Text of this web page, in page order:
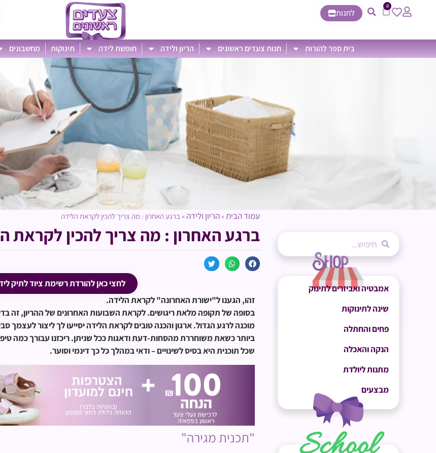
0
לחנות
בית ספר להורות חנות צעדים ראשונים הריון ולידה חופשת לידה תינוקות מחשבונים
אמבטיה ואביזרים לתינוק
שינה לתינוקות
פחים והחתלה
הנקה והאכלה
מתנות ליולדת
מבצעים
עמוד הבית»הריון ולידה »ברגע האחרון : מה צריך להכין לקראת הלידה
ברגע האחרון : מה צריך להכין לקראת
לחצי כאן להורדת רשימת ציוד לתיק
זהו, הגענו ל"ישורת האחרונה" לקראת הלידה.
בסופה של תקופה מלאת ריגושים. לקראת השבועות האחרונים של ההריון, זה
מוכנה לרגע הגדול. ארגון והכנה טובים לקראת הלידה יסייעו לך ליצור לעצמך
ביותר כשאת משוחררת מהסחות-דעת ודאגות ככל שניתן. ריכזנו עבורך כמה
שכל תוכנית היא בסיס לשינויים – ודאי במהלך כל כך דינמי וסוער.
"תכנית מגירה"